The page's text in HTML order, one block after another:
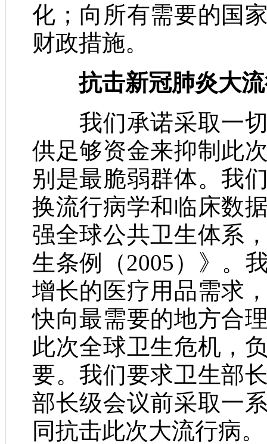
化；向所有需要的国
财政措施。
抗击新冠肺炎大
我们承诺采取一切
供足够资金来抑制此
别是最脆弱群体。我
换流行病学和临床数
强全球公共卫生体系
生条例（2005）》。
增长的医疗用品需求
快向最需要的地方合
此次全球卫生危机，
要。我们要求卫生部
部长级会议前采取一
同抗击此次大流行病。